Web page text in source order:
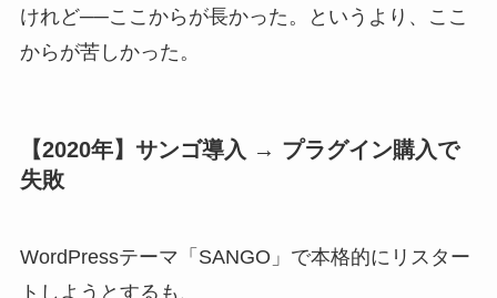
けれど──ここからが長かった。というより、ここ
からが苦しかった。
【2020年】サンゴ導入 → プラグイン購入で
失敗
WordPressテーマ「SANGO」で本格的にリスター
トしようとするも、